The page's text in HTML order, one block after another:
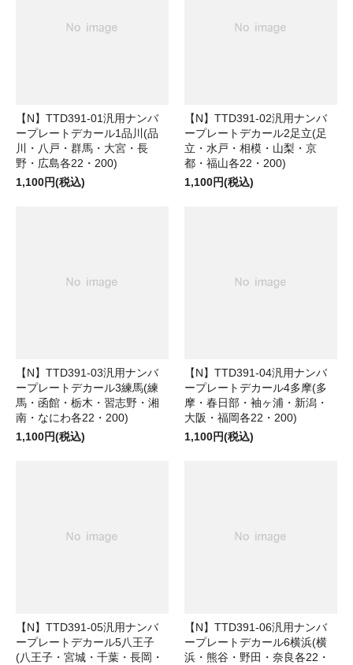
【N】TTD391-01汎用ナンバ
ープレートデカール1品川(品
川・八戸・群馬・大宮・長
野・広島各22・200)
1,100円(税込)
【N】TTD391-02汎用ナンバ
ープレートデカール2足立(足
立・水戸・相模・山梨・京
都・福山各22・200)
1,100円(税込)
【N】TTD391-03汎用ナンバ
ープレートデカール3練馬(練
馬・函館・栃木・習志野・湘
南・なにわ各22・200)
1,100円(税込)
【N】TTD391-04汎用ナンバ
ープレートデカール4多摩(多
摩・春日部・袖ヶ浦・新潟・
大阪・福岡各22・200)
1,100円(税込)
【N】TTD391-05汎用ナンバ
ープレートデカール5八王子
(八王子・宮城・千葉・長岡・
【N】TTD391-06汎用ナンバ
ープレートデカール6横浜(横
浜・熊谷・野田・奈良各22・